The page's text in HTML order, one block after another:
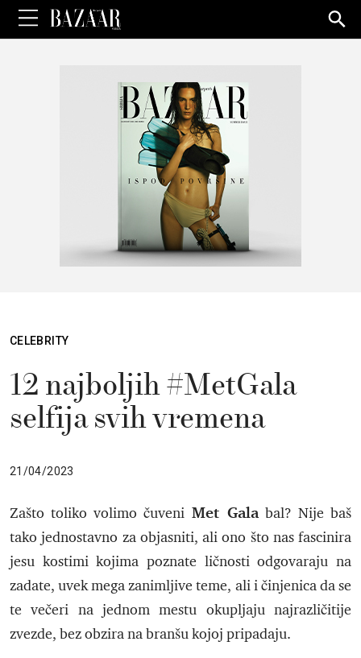
for:
CELEBRITY
12 najboljih #MetGala
selfija svih vremena
21/04/2023
Zašto toliko volimo čuveni Met Galabal? Nije baš
tako jednostavno za objasniti, ali ono što nas fascinira
jesu kostimi kojima poznate ličnosti odgovaraju na
zadate, uvek mega zanimljive teme, ali i činjenica da se
te večeri na jednom mestu okupljaju najrazličitije
zvezde, bez obzira na branšu kojoj pripadaju.